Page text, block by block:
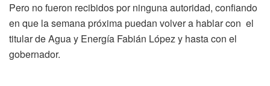
Pero no fueron recibidos por ninguna autoridad, confiando
en que la semana próxima puedan volver a hablar con el
titular de Agua y Energía Fabián López y hasta con el
gobernador.